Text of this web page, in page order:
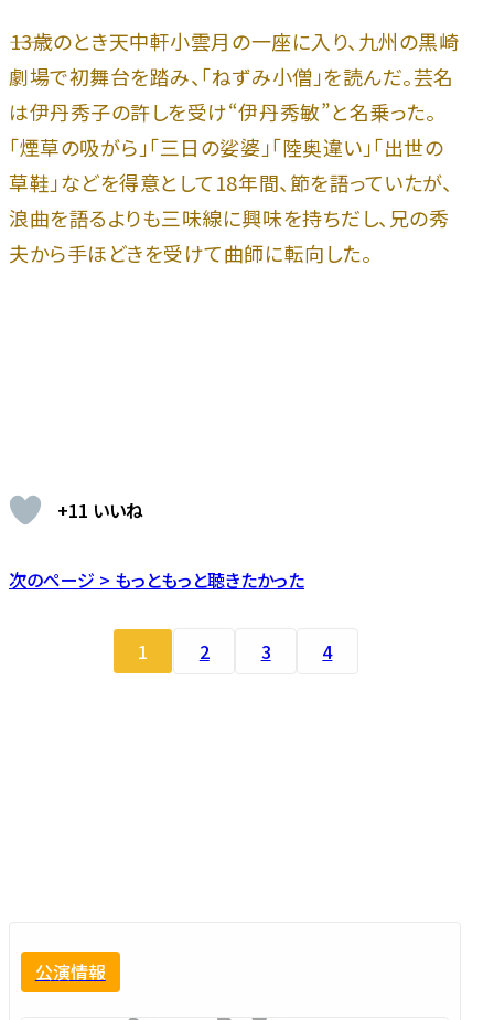
――13歳のとき天中軒小雲月の一座に入り、九州の黒崎
劇場で初舞台を踏み、「ねずみ小僧」を読んだ。芸名
は伊丹秀子の許しを受け“伊丹秀敏”と名乗った。
「煙草の吸がら」「三日の娑婆」「陸奥違い」「出世の
草鞋」などを得意として18年間、節を語っていたが、
浪曲を語るよりも三味線に興味を持ちだし、兄の秀
夫から手ほどきを受けて曲師に転向した。
+11 いいね
次のページ > もっともっと聴きたかった
1 2 3 4
公演情報